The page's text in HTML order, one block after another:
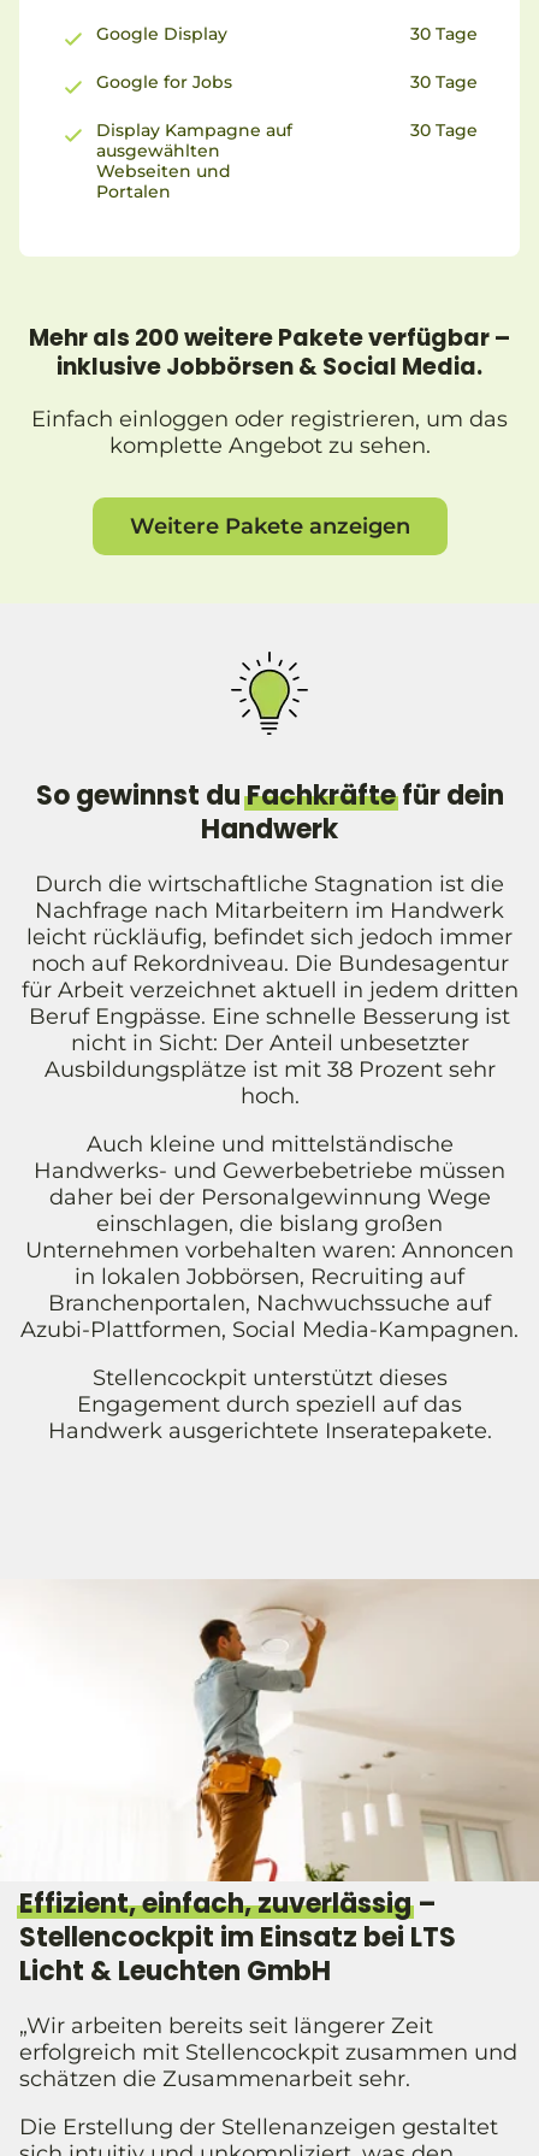
Google Display 30 Tage
Google for Jobs 30 Tage
Display Kampagne auf
ausgewählten
Webseiten und
Portalen
30 Tage
Mehr als 200 weitere Pakete verfügbar –
inklusive Jobbörsen & Social Media.
Einfach einloggen oder registrieren, um das
komplette Angebot zu sehen.
Weitere Pakete anzeigen
So gewinnst duFachkräftefür dein
Handwerk
Durch die wirtschaftliche Stagnation ist die
Nachfrage nach Mitarbeitern im Handwerk
leicht rückläufig, befindet sich jedoch immer
noch auf Rekordniveau. Die Bundesagentur
für Arbeit verzeichnet aktuell in jedem dritten
Beruf Engpässe. Eine schnelle Besserung ist
nicht in Sicht: Der Anteil unbesetzter
Ausbildungsplätze ist mit 38 Prozent sehr
hoch.
Auch kleine und mittelständische
Handwerks- und Gewerbebetriebe müssen
daher bei der Personalgewinnung Wege
einschlagen, die bislang großen
Unternehmen vorbehalten waren: Annoncen
in lokalen Jobbörsen, Recruiting auf
Branchenportalen, Nachwuchssuche auf
Azubi-Plattformen, Social Media-Kampagnen.
Stellencockpit unterstützt dieses
Engagement durch speziell auf das
Handwerk ausgerichtete Inseratepakete.
Effizient, einfach, zuverlässig–
Stellencockpit im Einsatz bei LTS
Licht & Leuchten GmbH
„Wir arbeiten bereits seit längerer Zeit
erfolgreich mit Stellencockpit zusammen und
schätzen die Zusammenarbeit sehr.
Die Erstellung der Stellenanzeigen gestaltet